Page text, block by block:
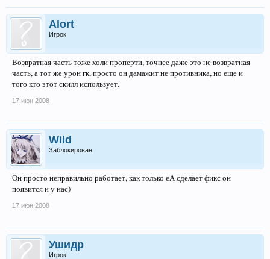
Alort
Игрок
Возвратная часть тоже холи проперти, точнее даже это не возвратная
часть, а тот же урон гк, просто он дамажит не противника, но еще и
того кто этот скилл использует.
17 июн 2008
Wild
Заблокирован
Он просто неправильно работает, как только еА сделает фикс он
появится и у нас)
17 июн 2008
Ушидр
Игрок